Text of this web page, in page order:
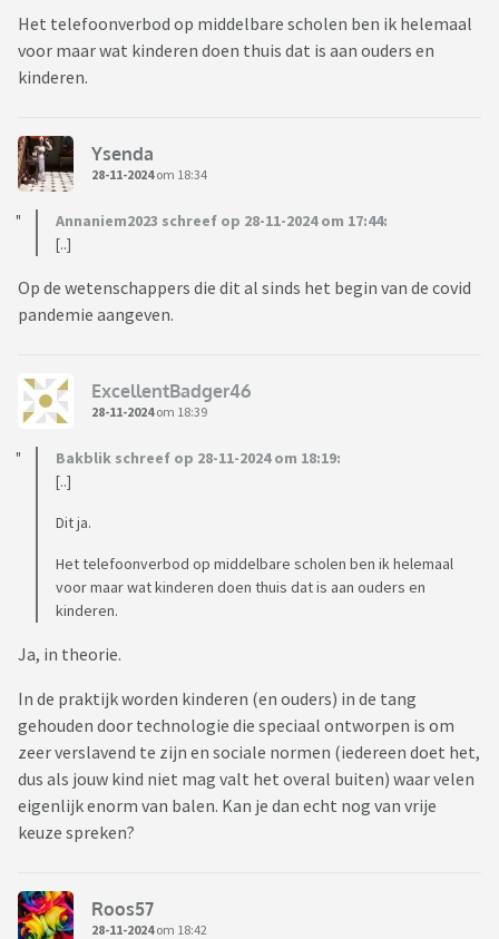
Het telefoonverbod op middelbare scholen ben ik helemaal
voor maar wat kinderen doen thuis dat is aan ouders en
kinderen.
Ysenda
28-11-2024om 18:34
Annaniem2023 schreef op 28-11-2024 om 17:44:
[..]
Op de wetenschappers die dit al sinds het begin van de covid
pandemie aangeven.
ExcellentBadger46
28-11-2024om 18:39
Bakblik schreef op 28-11-2024 om 18:19:
[..]
Dit ja.
Het telefoonverbod op middelbare scholen ben ik helemaal
voor maar wat kinderen doen thuis dat is aan ouders en
kinderen.
Ja, in theorie.
In de praktijk worden kinderen (en ouders) in de tang
gehouden door technologie die speciaal ontworpen is om
zeer verslavend te zijn en sociale normen (iedereen doet het,
dus als jouw kind niet mag valt het overal buiten) waar velen
eigenlijk enorm van balen. Kan je dan echt nog van vrije
keuze spreken?
Roos57
28-11-2024om 18:42